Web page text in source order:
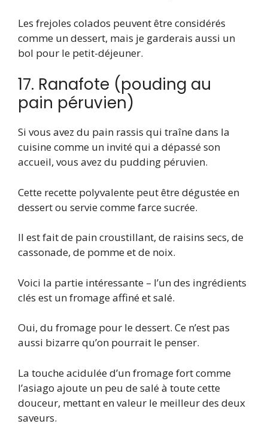
Les frejoles colados peuvent être considérés
comme un dessert, mais je garderais aussi un
bol pour le petit-déjeuner.
17. Ranafote (pouding au
pain péruvien)
Si vous avez du pain rassis qui traîne dans la
cuisine comme un invité qui a dépassé son
accueil, vous avez du pudding péruvien.
Cette recette polyvalente peut être dégustée en
dessert ou servie comme farce sucrée.
Il est fait de pain croustillant, de raisins secs, de
cassonade, de pomme et de noix.
Voici la partie intéressante – l’un des ingrédients
clés est un fromage affiné et salé.
Oui, du fromage pour le dessert. Ce n’est pas
aussi bizarre qu’on pourrait le penser.
La touche acidulée d’un fromage fort comme
l’asiago ajoute un peu de salé à toute cette
douceur, mettant en valeur le meilleur des deux
saveurs.